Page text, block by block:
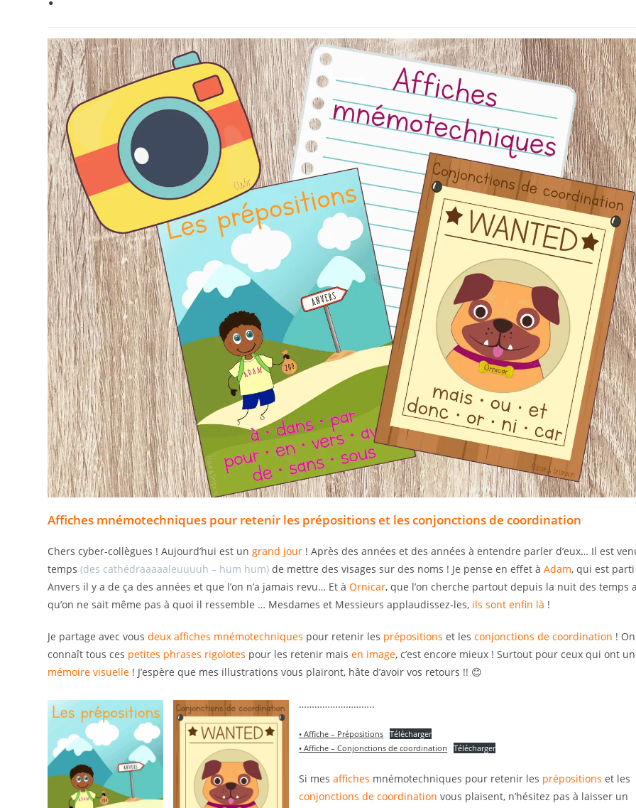
Affiches mnémotechniques pour retenir les prépositions et les conjonctions de coordination
Chers cyber-collègues ! Aujourd’hui est ungrand jour ! Après des années et des années à entendre parler d’eux… Il est
temps(des cathédraaaaaleuuuuh – hum hum) de mettre des visages sur des noms ! Je pense en effet àAdam, qui est
Anvers il y a de ça des années et que l’on n’a jamais revu… Et àOrnicar, que l’on cherche partout depuis la nuit des temps
qu’on ne sait même pas à quoi il ressemble … Mesdames et Messieurs applaudissez-les, ils sont enfin là !
Je partage avec vousdeux affiches mnémotechniques pour retenir les prépositionset lesconjonctions de coordination ! On
connaît tous ces petites phrases rigolotes pour les retenir maisen image, c’est encore mieux ! Surtout pour ceux qui ont
mémoire visuelle ! J’espère que mes illustrations vous plairont, hâte d’avoir vos retours !! 😊
………………………..
• Affiche – Prépositions Télécharger
• Affiche – Conjonctions de coordination
Télécharger
Si mesaffiches mnémotechniques pour retenir les prépositions et les
conjonctions de coordination vous plaisent, n’hésitez pas à laisser un